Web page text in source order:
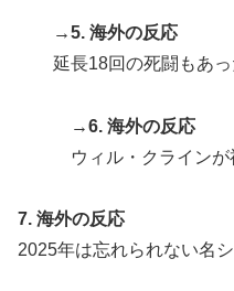
→5. 海外の反応
延長18回の死闘もあっ
→6. 海外の反応
ウィル・クラインが
7. 海外の反応
2025年は忘れられない名